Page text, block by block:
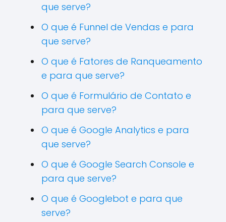
que serve?
O que é Funnel de Vendas e para
que serve?
O que é Fatores de Ranqueamento
e para que serve?
O que é Formulário de Contato e
para que serve?
O que é Google Analytics e para
que serve?
O que é Google Search Console e
para que serve?
O que é Googlebot e para que
serve?